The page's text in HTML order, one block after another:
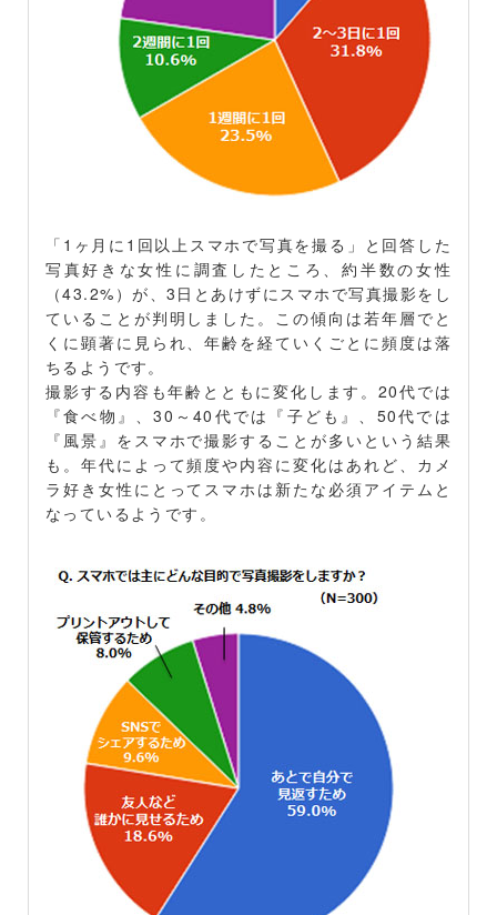
「1ヶ月に1回以上スマホで写真を撮る」と回答した
写真好きな女性に調査したところ、約半数の女性
（43.2%）が、3日とあけずにスマホで写真撮影をし
ていることが判明しました。この傾向は若年層でと
くに顕著に見られ、年齢を経ていくごとに頻度は落
ちるようです。
撮影する内容も年齢とともに変化します。20代では
『食べ物』、30～40代では『子ども』、50代では
『風景』をスマホで撮影することが多いという結果
も。年代によって頻度や内容に変化はあれど、カメ
ラ好き女性にとってスマホは新たな必須アイテムと
なっているようです。